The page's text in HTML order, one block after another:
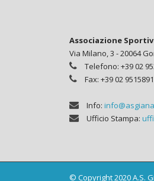
Associazione
Via Milano, 3 - 20064
Telefono: +39 02
Fax: +39 02
Info:
Ufficio Stampa:
© Copyright 2020 A.S.